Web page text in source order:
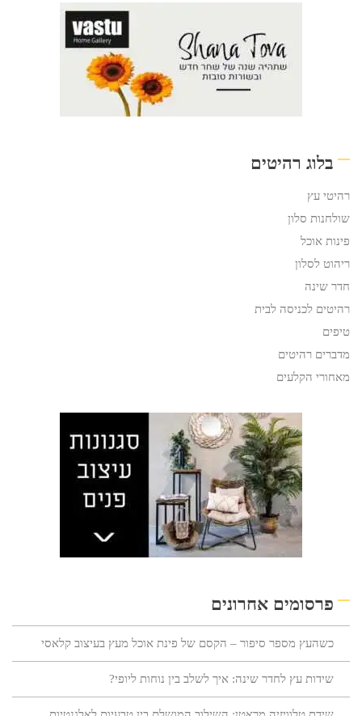
בלוג רהיטים
רהיטי עץ
שולחנות סלון
פינות אוכל
ריהוט לסלון
חדר שינה
רהיטים לכניסה לבית
טיפים
מדברים רהיטים
מאחורי הקלעים
פרסומים אחרונים
כשהעץ מספר סיפור – הקסם של פינת אוכל מעץ בעיצוב קלאסי
שידות עץ לחדר שינה: איך לשלב בין נוחות ליופי?